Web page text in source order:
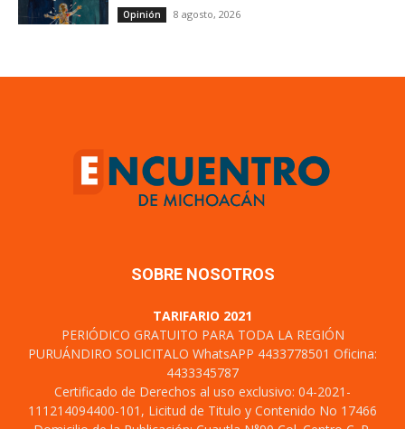
Opinión 8 agosto, 2026
SOBRE NOSOTROS
TARIFARIO 2021
PERIÓDICO GRATUITO PARA TODA LA REGIÓN
PURUÁNDIRO SOLICITALO WhatsAPP 4433778501 Oficina:
4433345787
Certificado de Derechos al uso exclusivo: 04-2021-
111214094400-101, Licitud de Titulo y Contenido No 17466